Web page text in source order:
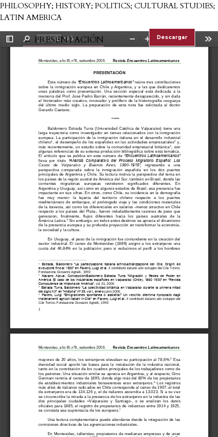
PHILOSOPHY; HISTORY; POLITICS; CULTURAL STUDIES;
LATIN AMERICA
← Volver a los detalles del artículo
PRESENTACIÓN Descargar